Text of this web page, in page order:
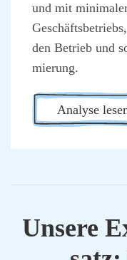
und mit
den Betrieb und
mie­rung.
Ana­ly­se
Unse­re